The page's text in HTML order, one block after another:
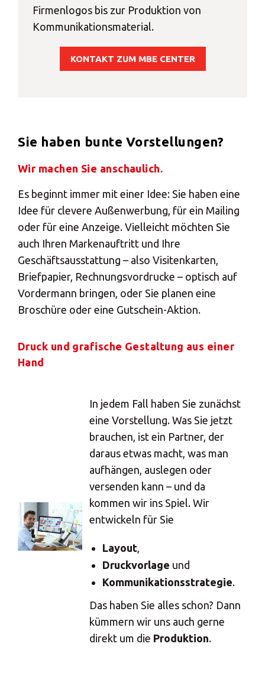
Firmenlogos bis zur Produktion von
Kommunikationsmaterial.
KONTAKT ZUM MBE CENTER
Sie haben bunte Vorstellungen?
Wir machen Sie anschaulich.
Es beginnt immer mit einer Idee: Sie haben eine
Idee für clevere Außenwerbung, für ein Mailing
oder für eine Anzeige. Vielleicht möchten Sie
auch Ihren Markenauftritt und Ihre
Geschäftsausstattung – also Visitenkarten,
Briefpapier, Rechnungsvordrucke – optisch auf
Vordermann bringen, oder Sie planen eine
Broschüre oder eine Gutschein-Aktion.
Druck und grafische Gestaltung aus einer
Hand
In jedem Fall haben Sie zunächst
eine Vorstellung. Was Sie jetzt
brauchen, ist ein Partner, der
daraus etwas macht, was man
aufhängen, auslegen oder
versenden kann – und da
kommen wir ins Spiel. Wir
entwickeln für Sie
Layout,
Druckvorlage und
Kommunikationsstrategie.
Das haben Sie alles schon? Dann
kümmern wir uns auch gerne
direkt um die Produktion.